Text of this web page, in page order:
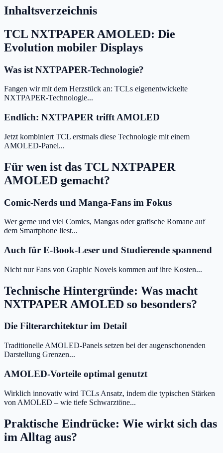
Inhaltsverzeichnis
TCL NXTPAPER AMOLED: Die
Evolution mobiler Displays
Was ist NXTPAPER-Technologie?
Fangen wir mit dem Herzstück an: TCLs eigenentwickelte
NXTPAPER-Technologie...
Endlich: NXTPAPER trifft AMOLED
Jetzt kombiniert TCL erstmals diese Technologie mit einem
AMOLED-Panel...
Für wen ist das TCL NXTPAPER
AMOLED gemacht?
Comic-Nerds und Manga-Fans im Fokus
Wer gerne und viel Comics, Mangas oder grafische Romane auf
dem Smartphone liest...
Auch für E-Book-Leser und Studierende spannend
Nicht nur Fans von Graphic Novels kommen auf ihre Kosten...
Technische Hintergründe: Was macht
NXTPAPER AMOLED so besonders?
Die Filterarchitektur im Detail
Traditionelle AMOLED-Panels setzen bei der augenschonenden
Darstellung Grenzen...
AMOLED-Vorteile optimal genutzt
Wirklich innovativ wird TCLs Ansatz, indem die typischen Stärken
von AMOLED – wie tiefe Schwarztöne...
Praktische Eindrücke: Wie wirkt sich das
im Alltag aus?